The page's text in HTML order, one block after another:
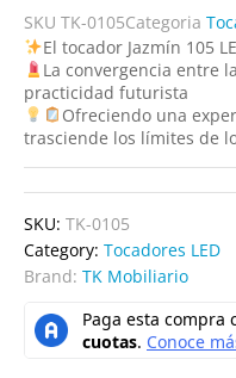
SKU TK-0105Categoria
El tocador Jazmín 105
La convergencia entre
practicidad futurista
Ofreciendo una
trasciende los límites de
SKU: TK-0105
Category: Tocadores LED
Brand: TK Mobiliario